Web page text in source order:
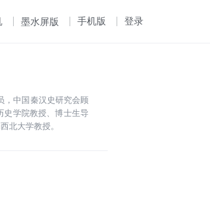
墨水屏版 手机版 登录
，中国秦汉史研究会顾
史学院教授、博士生导
北大学教授。